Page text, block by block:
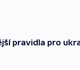
pravidla pro